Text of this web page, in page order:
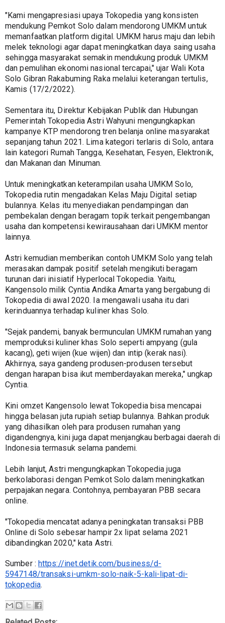
"Kami mengapresiasi upaya Tokopedia yang konsisten
mendukung Pemkot Solo dalam mendorong UMKM untuk
memanfaatkan platform digital. UMKM harus maju dan lebih
melek teknologi agar dapat meningkatkan daya saing usaha
sehingga masyarakat semakin mendukung produk UMKM
dan pemulihan ekonomi nasional tercapai," ujar Wali Kota
Solo Gibran Rakabuming Raka melalui keterangan tertulis,
Kamis (17/2/2022).
Sementara itu, Direktur Kebijakan Publik dan Hubungan
Pemerintah Tokopedia Astri Wahyuni mengungkapkan
kampanye KTP mendorong tren belanja online masyarakat
sepanjang tahun 2021. Lima kategori terlaris di Solo, antara
lain kategori Rumah Tangga, Kesehatan, Fesyen, Elektronik,
dan Makanan dan Minuman.
Untuk meningkatkan keterampilan usaha UMKM Solo,
Tokopedia rutin mengadakan Kelas Maju Digital setiap
bulannya. Kelas itu menyediakan pendampingan dan
pembekalan dengan beragam topik terkait pengembangan
usaha dan kompetensi kewirausahaan dari UMKM mentor
lainnya.
Astri kemudian memberikan contoh UMKM Solo yang telah
merasakan dampak positif setelah mengikuti beragam
turunan dari inisiatif Hyperlocal Tokopedia. Yaitu,
Kangensolo milik Cyntia Andika Amarta yang bergabung di
Tokopedia di awal 2020. Ia mengawali usaha itu dari
kerinduannya terhadap kuliner khas Solo.
"Sejak pandemi, banyak bermunculan UMKM rumahan yang
memproduksi kuliner khas Solo seperti ampyang (gula
kacang), geti wijen (kue wijen) dan intip (kerak nasi).
Akhirnya, saya gandeng produsen-produsen tersebut
dengan harapan bisa ikut memberdayakan mereka," ungkap
Cyntia.
Kini omzet Kangensolo lewat Tokopedia bisa mencapai
hingga belasan juta rupiah setiap bulannya. Bahkan produk
yang dihasilkan oleh para produsen rumahan yang
digandengnya, kini juga dapat menjangkau berbagai daerah di
Indonesia termasuk selama pandemi.
Lebih lanjut, Astri mengungkapkan Tokopedia juga
berkolaborasi dengan Pemkot Solo dalam meningkatkan
perpajakan negara. Contohnya, pembayaran PBB secara
online.
"Tokopedia mencatat adanya peningkatan transaksi PBB
Online di Solo sebesar hampir 2x lipat selama 2021
dibandingkan 2020," kata Astri.
Sumber : https://inet.detik.com/business/d-
5947148/transaksi-umkm-solo-naik-5-kali-lipat-di-
tokopedia.